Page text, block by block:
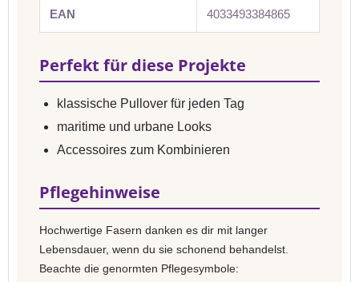
EAN 4033493384865
Perfekt für diese Projekte
klassische Pullover für jeden Tag
maritime und urbane Looks
Accessoires zum Kombinieren
Pflegehinweise
Hochwertige Fasern danken es dir mit langer
Lebensdauer, wenn du sie schonend behandelst.
Beachte die genormten Pflegesymbole: